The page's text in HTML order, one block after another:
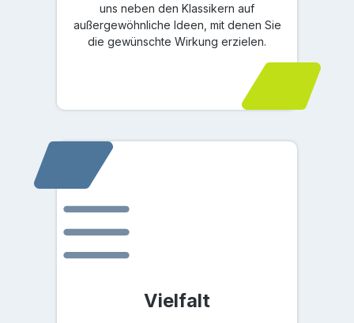
uns neben den Klassikern auf
außergewöhnliche Ideen, mit denen Sie
die gewünschte Wirkung erzielen.
Vielfalt